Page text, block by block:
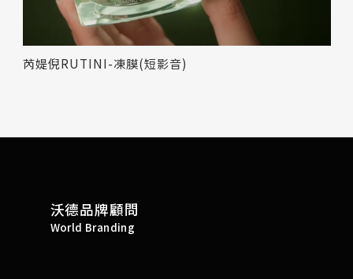
芮媞倪RUTINI-凍膜(短影音)
沃德品牌顧問
World Branding